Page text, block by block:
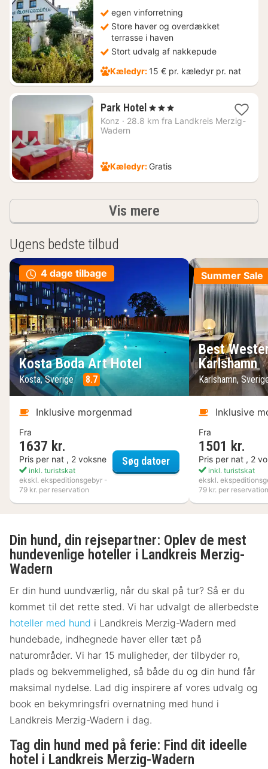
egen vinforretning
Store haver og overdækket
terrasse i haven
Stort udvalg af nakkepude
Kæledyr: 15 € pr. kæledyr pr. nat
Park Hotel 1
nat
, 3 Stjerner
Konz · 28.8 km fra Landkreis Merzig-
Wadern
Kæledyr: Gratis
Vis mereresultater
Ugens bedste tilbud
4 dage tilbage
Kosta Boda Art Hotel
Kosta, Sverige 8.7
Inklusive morgenmad
Fra
1637 kr.
Pris per nat , 2 voksne
inkl. turistskat
ekskl. ekspeditionsgebyr -
79 kr. per reservation
Søg datoerKosta Boda Art Hotel
Summer Sale
Best
Karlshamn
Karlshamn,
Inklusive
Fra
1501 kr.
Pris per nat , 2
inkl. turistskat
ekskl.
79 kr. per reservation
Din hund, din rejsepartner: Oplev de mest
hundevenlige hoteller i Landkreis Merzig-
Wadern
Er din hund uundværlig, når du skal på tur? Så er du
kommet til det rette sted. Vi har udvalgt de allerbedste
hoteller med hund i Landkreis Merzig-Wadern med
hundebade, indhegnede haver eller tæt på
naturområder. Vi har 15 muligheder, der tilbyder ro,
plads og bekvemmelighed, så både du og din hund får
maksimal nydelse. Lad dig inspirere af vores udvalg og
book en bekymringsfri overnatning med hund i
Landkreis Merzig-Wadern i dag.
Tag din hund med på ferie: Find dit ideelle
hotel i Landkreis Merzig-Wadern